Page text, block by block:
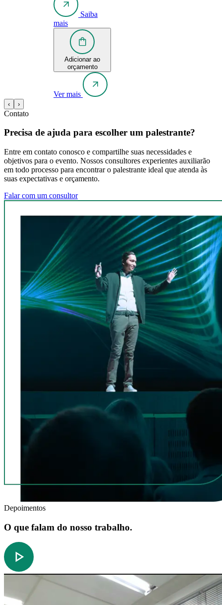
Saiba
mais
Adicionar ao
orçamento
Ver mais
‹ ›
Contato
Precisa de ajuda para escolher um palestrante?
Entre em contato conosco e compartilhe suas necessidades e
objetivos para o evento. Nossos consultores experientes auxiliarão
em todo processo para encontrar o palestrante ideal que atenda às
suas expectativas e orçamento.
Falar com um consultor
Depoimentos
O que falam do nosso trabalho.